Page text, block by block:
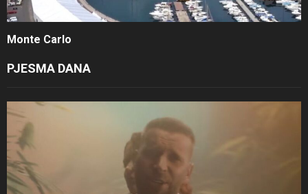
Monte Carlo
PJESMA DANA